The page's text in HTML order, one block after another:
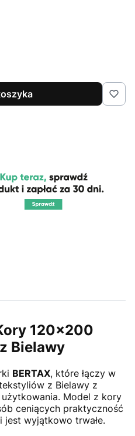
120x200
Bielawy
BERTAX, które łączy w
z Bielawy z
Model z kory
ceniących praktyczność
jest wyjątkowo trwałe.